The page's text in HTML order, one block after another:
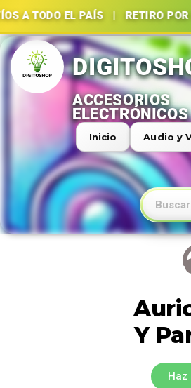
TODO EL PAÍS | RETIRO POR
Ir
al
contenido
Inicio Audio y
Y